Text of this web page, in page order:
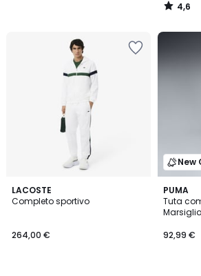
4,6
/
LACOSTE
Completo sportivo
264,00 €
New
PUMA
Tuta
Marsiglia
92,99 €